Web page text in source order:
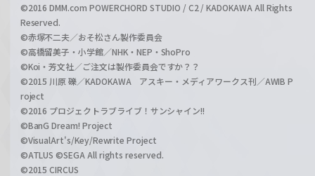
©2016 DMM.com POWERCHORD STUDIO / C2 / KADOKAWA All Rights
Reserved.
©赤塚不二夫／おそ松さん製作委員会
©高橋留美子・小学館／NHK・NEP・ShoPro
©Koi・芳文社／ご注文は製作委員会ですか？？
©2015 川原 礫／KADOKAWA アスキー・メディアワークス刊／AWIB P
roject
©2016 プロジェクトラブライブ！サンシャイン!!
©BanG Dream! Project
©VisualArt's/Key/Rewrite Project
©ATLUS ©SEGA All rights reserved.
©2015 CIRCUS